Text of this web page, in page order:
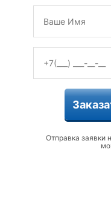
Отправка заявки